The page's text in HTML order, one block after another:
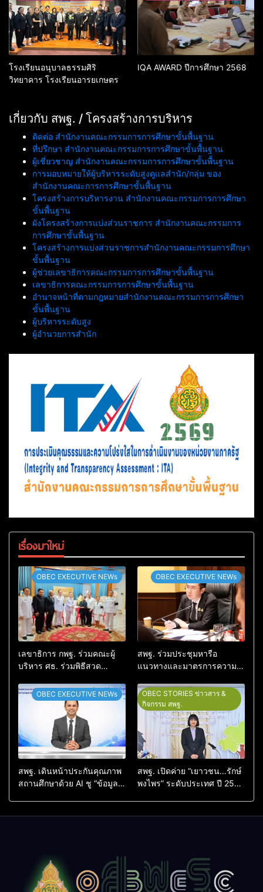
โรงเรียนอนุบาลธรรมศิริ
วิทยาคาร โรงเรียนอารยเกษตร
IQA AWARD ปีการศึกษา 2568
เกี่ยวกับ สพฐ. / โครงสร้างการบริหาร
ติดต่อ สำนักงานคณะกรรมการการศึกษาขั้นพื้นฐาน
ที่ปรึกษา สำนักงานคณะกรรมการการศึกษาขั้นพื้นฐาน
ผู้เชี่ยวชาญ สำนักงานคณะกรรมการการศึกษาขั้นพื้นฐาน
การมอบหมายให้ผู้บริหารระดับสูงดูแลสำนัก/กลุ่ม ของ
สำนักงานคณะการการศึกษาขั้นพื้นฐาน
โครงสร้างการบริหารงาน สำนักงานคณะกรรมการการศึกษา
ขั้นพื้นฐาน
ผังโครงสร้างการแบ่งส่วนราชการ สำนักงานคณะกรรมการ
การศึกษาขั้นพื้นฐาน
โครงสร้างการแบ่งส่วนราชการสำนักงานคณะกรรมการศึกษา
ขั้นพื้นฐาน
ผู้ช่วยเลขาธิการคณะกรรมการการศึกษาขั้นพื้นฐาน
เลขาธิการคณะกรรมการการศึกษาขั้นพื้นฐาน
อำนาจหน้าที่ตามกฎหมายสำนักงานคณะกรรมการการศึกษา
ขั้นพื้นฐาน
ผู้บริหารระดับสูง
ผู้อำนวยการสำนัก
เรื่องมาใหม่
OBEC EXECUTIVE NEWs
เลขาธิการ กพฐ. ร่วมคณะผู้
บริหาร ศธ. ร่วมพิธีสวด
รุนแรงในโรงเรียน พร้อมให้
กำลังใจครอบครัว
OBEC EXECUTIVE NEWs
สพฐ. ร่วมประชุมหารือ
แนวทางและมาตรการความ
การดูแลความปลอดภัยครบทุก
มิติ
OBEC EXECUTIVE NEWs
สพฐ. เดินหน้าประกันคุณภาพ
สถานศึกษาด้วย AI ชู “ข้อมูล
OBEC STORIES ข่าวสาร &
กิจกรรม สพฐ.
สพฐ. เปิดค่าย “เยาวชน…รักษ์
พงไพร” ระดับประเทศ ปี 2569